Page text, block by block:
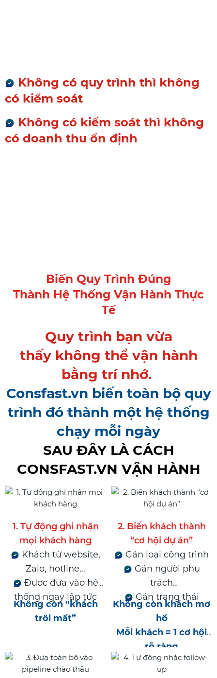
Không có quy trình thì không
có kiểm soát
Không có kiểm soát thì không
có doanh thu ổn định
Biến Quy Trình Đúng
Thành Hệ Thống Vận Hành Thực
Tế
Quy trình bạn vừa
thấy không thể vận hành
bằng trí nhớ.
Consfast.vn biến toàn bộ quy
trình đó thành một hệ thống
chạy mỗi ngày
SAU ĐÂY LÀ CÁCH
CONSFAST.VN VẬN HÀNH
1. Tự động ghi nhận
mọi khách hàng
Khách từ website,
Zalo, hotline…
Được đưa vào hệ
thống ngay lập tức
Không còn “khách
trôi mất”
2. Biến khách thành
“cơ hội dự án”
Gán loại công trình
Gán người phụ
trách
Gán trạng thái
Không còn khách mơ
hồ
Mỗi khách = 1 cơ hội
rõ ràng